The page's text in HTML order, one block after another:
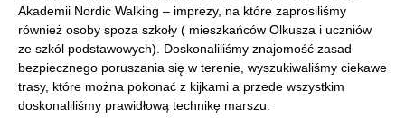
Akademii Nordic Walking – imprezy, na które zaprosiliśmy
również osoby spoza szkoły ( mieszkańców Olkusza i uczniów
ze szkól podstawowych). Doskonaliliśmy znajomość zasad
bezpiecznego poruszania się w terenie, wyszukiwaliśmy ciekawe
trasy, które można pokonać z kijkami a przede wszystkim
doskonaliliśmy prawidłową technikę marszu.